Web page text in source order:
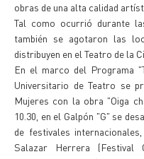
obras de una alta calidad
Tal como ocurrió durante
también se agotaron las
distribuyen en el Teatro de la
En el marco del Programa
Universitario de Teatro se
Mujeres con la obra "Oiga
10.30, en el Galpón "G" se
de festivales
Salazar Herrera (Festival